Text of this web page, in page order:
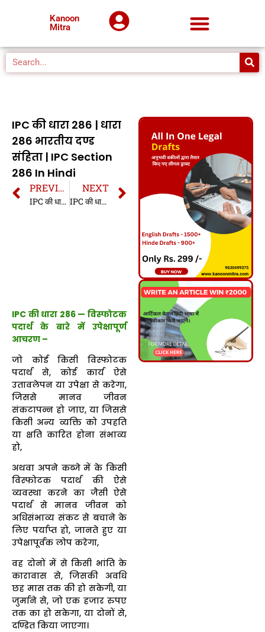
Kanoon
Mitra
IPC की धारा 286 | धारा
286 भारतीय दण्ड
संहिता | IPC Section
286 In Hindi
PREVIOUS
IPC की धारा 285 | धारा 285 भारतीय दण्ड संहिता | IPC Section 285 In Hindi
NEXT
IPC की धारा 287 | धारा 287 भारतीय दण्ड संहिता | IPC Section 287 In Hindi
IPC की धारा 286 — विस्फोटक
पदार्थ के बारे में उपेक्षापूर्ण
आचरण –
जो कोई किसी विस्फोटक
पदार्थ से, कोई कार्य ऐसे
उतावलेपन या उपेक्षा से करेगा,
जिससे मानव जीवन
संकटापन्न हो जाए, या जिससे
किसी अन्य व्यक्ति को उपहति
या क्षति कारित होना संभाव्य
हो,
अथवा अपने कब्जे में के किसी
विस्फोटक पदार्थ की ऐसे
व्यवस्था करने का जैसी ऐसे
पदार्थ से मानव जीवन को
अधिसंभाव्य संकट से बचाने के
लिए पर्याप्त हो, जानते हुए या
उपेक्षापूर्वक लोप करेगा,
वह दोनों में से किसी भांति के
कारावास से, जिसकी अवधि
छह मास तक की हो सकेगी, या
जुर्माने से, जो एक हजार रुपए
तक का हो सकेगा, या दोनों से,
दण्डित किया जाएगा।